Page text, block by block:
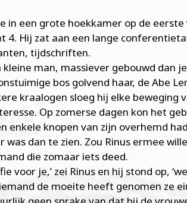
in een grote hoekkamer op de
4. Hij zat aan een lange
tijdschriften.
kleine man, massiever gebouwd dan
bos golvend haar, de Abe
kraalogen sloeg hij elke beweging
Op zomerse dagen kon het
enkele knopen van zijn overhemd
was dan te zien. Zou Rinus ermee
die zomaar iets deed.
voor je,’ zei Rinus en hij stond op,
de moeite heeft genomen ze